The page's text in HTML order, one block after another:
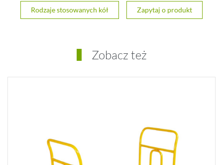
Rodzaje stosowanych kół Zapytaj o produkt
Zobacz też